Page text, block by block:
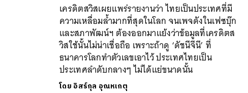
เครดิตสวิสเผยแพร่รายงานว่า ไทยเป็นประเทศที่มี
ความเหลื่อมล้ำมากที่สุดในโลก จนเพจดังในเฟซบุ๊ก
และสภาพัฒน์ฯ ต้องออกมาแย้งว่าข้อมูลที่เครดิตส
วิสใช้นั้นไม่น่าเชื่อถือ เพราะถ้าดู ‘ดัชนีจีนี’ ที่
ธนาคารโลกทำตัวเลขเอาไว้ ประเทศไทยเป็น
ประเทศลำดับกลางๆ ไม่ได้แย่ขนาดนั้น
โดย อิสร์กุล อุณหเกตุ